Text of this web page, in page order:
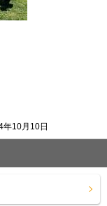
10月10日